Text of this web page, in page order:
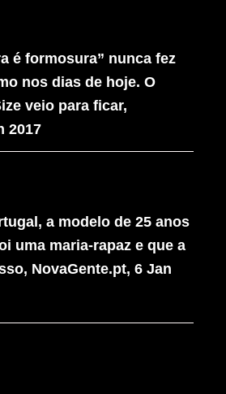
é formosura” nunca fez
nos dias de hoje. O
veio para ficar,
2017
a modelo de 25 anos
uma maria-rapaz e que a
NovaGente.pt, 6 Jan